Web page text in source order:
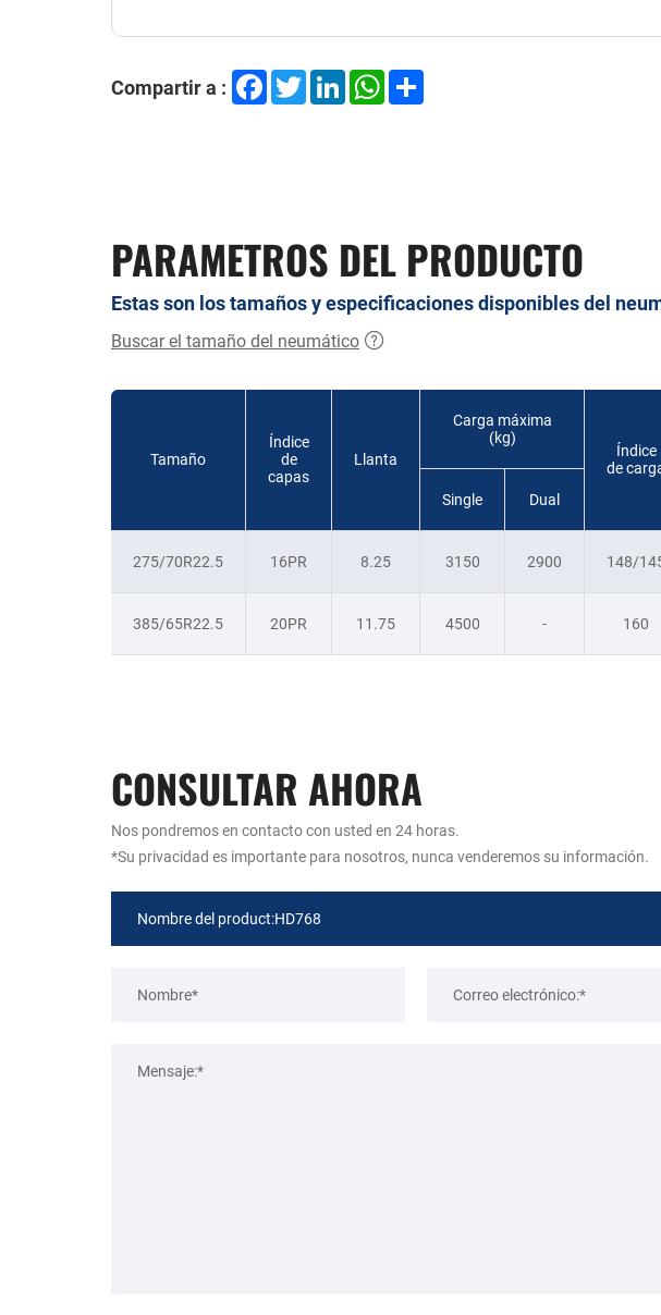
Compartir a : FacebookTwitterLinkedInWhatsApp
PARAMETROS DEL PRODUCTO
Estas son los tamaños y especificaciones disponibles del
Buscar el tamaño del neumático
Tamaño
Índice
de
capas
Llanta
Carga máxima
(kg)
Índice
de
Single Dual
275/70R22.5 16PR 8.25 3150 2900 148/
385/65R22.5 20PR 11.75 4500 - 160
CONSULTAR AHORA
Nos pondremos en contacto con usted en 24 horas.
*Su privacidad es importante para nosotros, nunca venderemos su información.